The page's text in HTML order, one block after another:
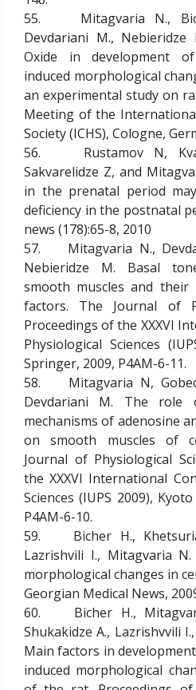
55. Mitagvaria N.,
Devdariani M.,
Oxide in development
induced morphological
an experimental study on
Meeting of the
Society (ICHS), Cologne,
56. Rustamov N,
Sakvarelidze Z, and
in the prenatal period
deficiency in the postnatal
news (178):65-8, 2010
57. Mitagvaria N.,
Nebieridze M. Basal
smooth muscles and their
factors. The Journal of
Proceedings of the XXXVI
Physiological Sciences
Springer, 2009, P4AM-6-11.
58. Mitagvaria N,
Devdariani M. The
mechanisms of adenosine
on smooth muscles of
Journal of Physiological
the XXXVI International
Sciences (IUPS 2009),
P4AM-6-10.
59. Bicher H.,
Lazrishvili I., Mitagvaria N.
morphological changes in
Georgian Medical News,
60. Bicher H.,
Shukakidze A., Lazrishvvili
Main factors in
induced morphological